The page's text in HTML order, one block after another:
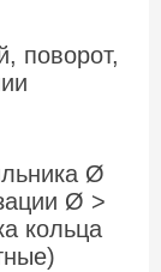
поворот,
Ø
Ø >
кольца